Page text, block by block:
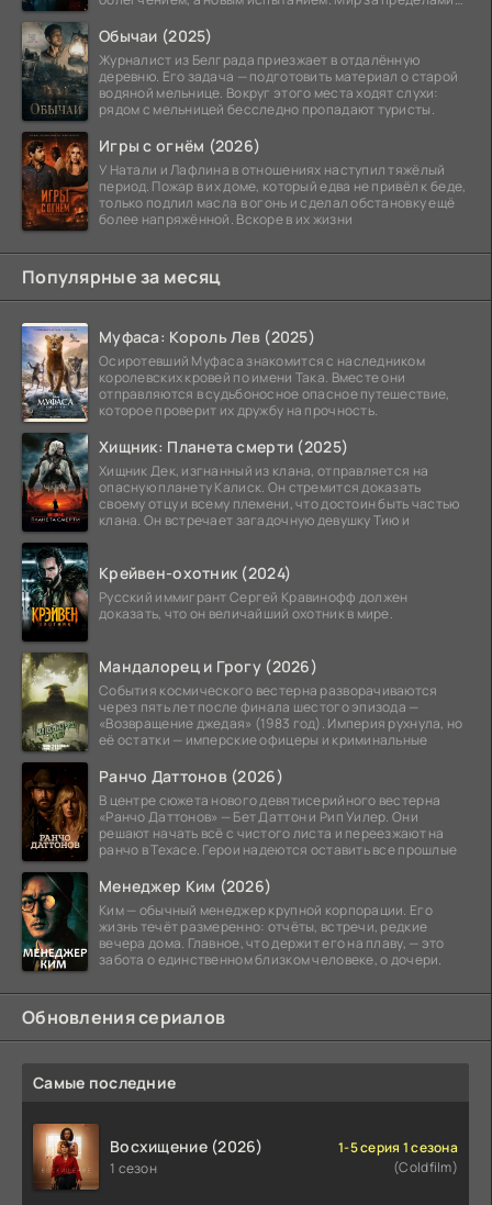
Обычаи (2025)
Журналист из Белграда приезжает в отдалённую
деревню. Его задача — подготовить материал о старой
водяной мельнице. Вокруг этого места ходят слухи:
рядом с мельницей бесследно пропадают туристы.
Игры с огнём (2026)
У Натали и Лафлина в отношениях наступил тяжёлый
период. Пожар в их доме, который едва не привёл к беде,
только подлил масла в огонь и сделал обстановку ещё
более напряжённой. Вскоре в их жизни
Популярные за месяц
Муфаса: Король Лев (2025)
Осиротевший Муфаса знакомится с наследником
королевских кровей по имени Така. Вместе они
отправляются в судьбоносное опасное путешествие,
которое проверит их дружбу на прочность.
Хищник: Планета смерти (2025)
Хищник Дек, изгнанный из клана, отправляется на
опасную планету Калиск. Он стремится доказать
своему отцу и всему племени, что достоин быть частью
клана. Он встречает загадочную девушку Тию и
Крейвен-охотник (2024)
Русский иммигрант Сергей Кравинофф должен
доказать, что он величайший охотник в мире.
Мандалорец и Грогу (2026)
События космического вестерна разворачиваются
через пять лет после финала шестого эпизода —
«Возвращение джедая» (1983 год). Империя рухнула, но
её остатки — имперские офицеры и криминальные
Ранчо Даттонов (2026)
В центре сюжета нового девятисерийного вестерна
«Ранчо Даттонов» — Бет Даттон и Рип Уилер. Они
решают начать всё с чистого листа и переезжают на
ранчо в Техасе. Герои надеются оставить все прошлые
Менеджер Ким (2026)
Ким — обычный менеджер крупной корпорации. Его
жизнь течёт размеренно: отчёты, встречи, редкие
вечера дома. Главное, что держит его на плаву, — это
забота о единственном близком человеке, о дочери.
Обновления сериалов
Самые последние
Восхищение (2026)
1 сезон
1-5 серия 1 сезона
(Coldfilm)